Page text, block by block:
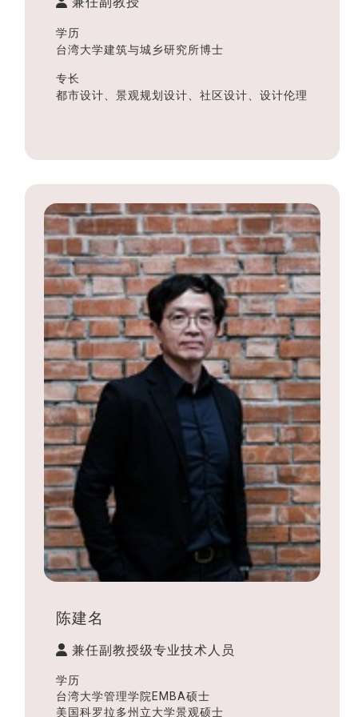
学历
台湾大学建筑与城乡研究所博士
专长
都市设计、景观规划设计、社区设计、设计伦理
陈建名
兼任副教授级专业技术人员
学历
台湾大学管理学院EMBA硕士
美国科罗拉多州立大学景观硕士